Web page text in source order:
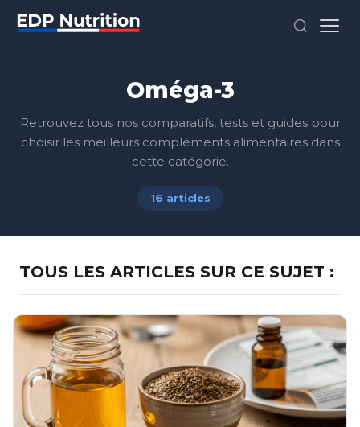
Oméga-3
Retrouvez tous nos comparatifs, tests et guides pour
choisir les meilleurs compléments alimentaires dans
cette catégorie.
16 articles
TOUS LES ARTICLES SUR CE SUJET :